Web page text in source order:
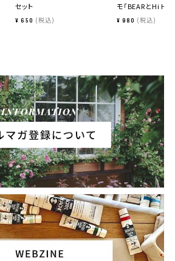
セット
¥ 650 税込
モ「BEARとHi
¥ 980 税込